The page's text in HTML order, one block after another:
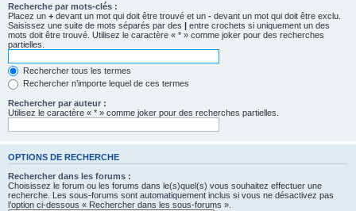
Recherche par mots-clés :
Placez un + devant un mot qui doit être trouvé et un - devant un mot qui doit être exclu.
Saisissez une suite de mots séparés par des | entre crochets si uniquement un des
mots doit être trouvé. Utilisez le caractère « * » comme joker pour des recherches
partielles.
Rechercher tous les termes
Rechercher n’importe lequel de ces termes
Rechercher par auteur :
Utilisez le caractère « * » comme joker pour des recherches partielles.
OPTIONS DE RECHERCHE
Rechercher dans les forums :
Choisissez le forum ou les forums dans le(s)quel(s) vous souhaitez effectuer une
recherche. Les sous-forums sont automatiquement inclus si vous ne désactivez pas
l’option ci-dessous « Rechercher dans les sous-forums ».